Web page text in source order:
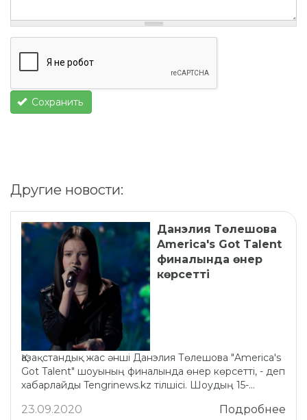
Сохранить
Другие новости:
Данэлия Төлешова
America's Got Talent
финалында өнер
көрсетті
Қазақстандық жас әнші Данэлия Төлешова "America's
Got Talent" шоуының финалында өнер көрсетті, - деп
хабарлайды Tengrinews.kz тілшісі. Шоудың 15-...
Подробнее
23.09.2020